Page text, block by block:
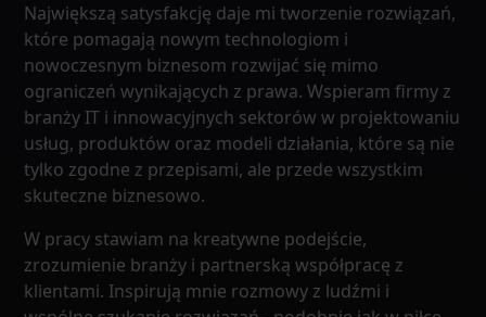
Największą satysfakcję daje mi tworzenie rozwiązań,
które pomagają nowym technologiom i
nowoczesnym biznesom rozwijać się mimo
ograniczeń wynikających z prawa. Wspieram firmy z
branży IT i innowacyjnych sektorów w projektowaniu
usług, produktów oraz modeli działania, które są nie
tylko zgodne z przepisami, ale przede wszystkim
skuteczne biznesowo.
W pracy stawiam na kreatywne podejście,
zrozumienie branży i partnerską współpracę z
klientami. Inspirują mnie rozmowy z ludźmi i